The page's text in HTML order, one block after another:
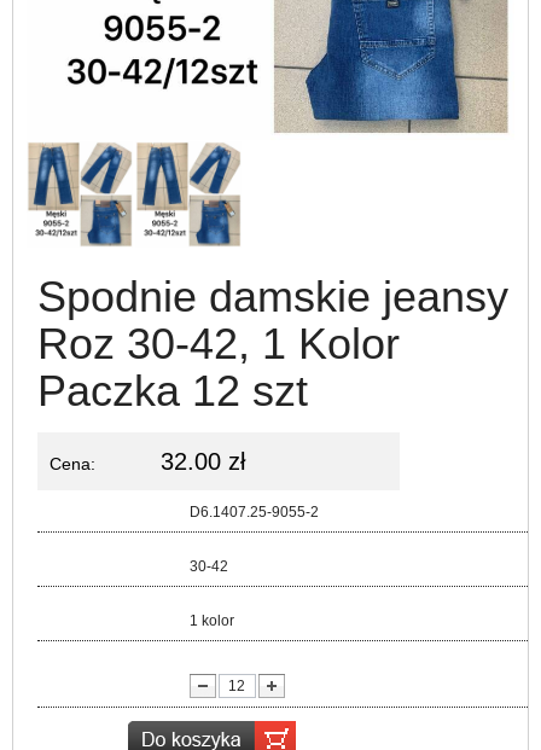
Spodnie damskie jeansy
Roz 30-42, 1 Kolor
Paczka 12 szt
Cena: 32.00 zł
D6.1407.25-9055-2
30-42
1 kolor